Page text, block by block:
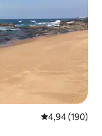
Gemiddelde
4,94 (190)